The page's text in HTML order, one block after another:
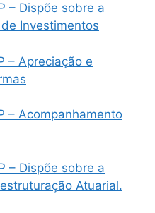
– Dispõe sobre a
Investimentos
– Apreciação e
– Acompanhamento
– Dispõe sobre a
Atuarial.